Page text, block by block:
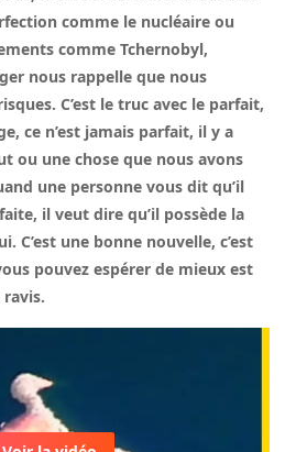
comme le nucléaire ou
comme Tchernobyl,
nous rappelle que nous
C’est le truc avec le parfait,
ce n’est jamais parfait, il y a
ou une chose que nous avons
une personne vous dit qu’il
il veut dire qu’il possède la
C’est une bonne nouvelle, c’est
pouvez espérer de mieux est
ravis.